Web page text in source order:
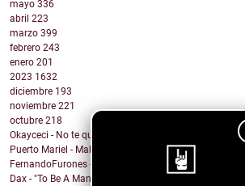
mayo 336
abril 223
marzo 399
febrero 243
enero 201
2023 1632
diciembre 193
noviembre 221
octubre 218
Okayceci - No te quiero
Puerto Mariel - Maldito Antro
FernandoFurones - Me Vuelvo Salvaje
Dax - "To Be A Man" Ft. Darius Rucker